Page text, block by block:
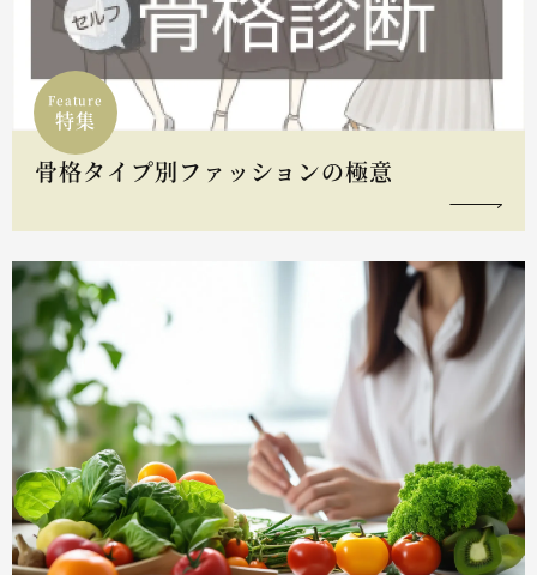
Feature
特集
骨格タイプ別ファッションの極意